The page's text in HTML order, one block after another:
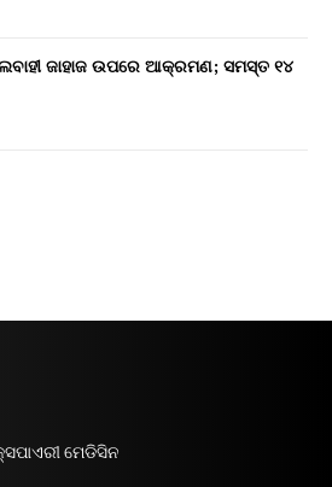
ଜାହାଜ ଉପରେ ଆକ୍ରମଣ; ସମସ୍ତ ୧୪
ମେଡିସିନ